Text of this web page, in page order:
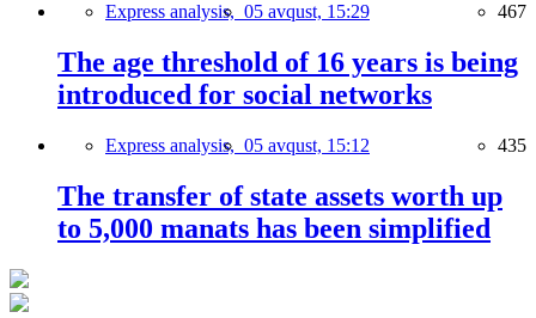
Express analysis, 05 avqust, 15:29 467
The age threshold of 16 years is being
introduced for social networks
Express analysis, 05 avqust, 15:12 435
The transfer of state assets worth up
to 5,000 manats has been simplified